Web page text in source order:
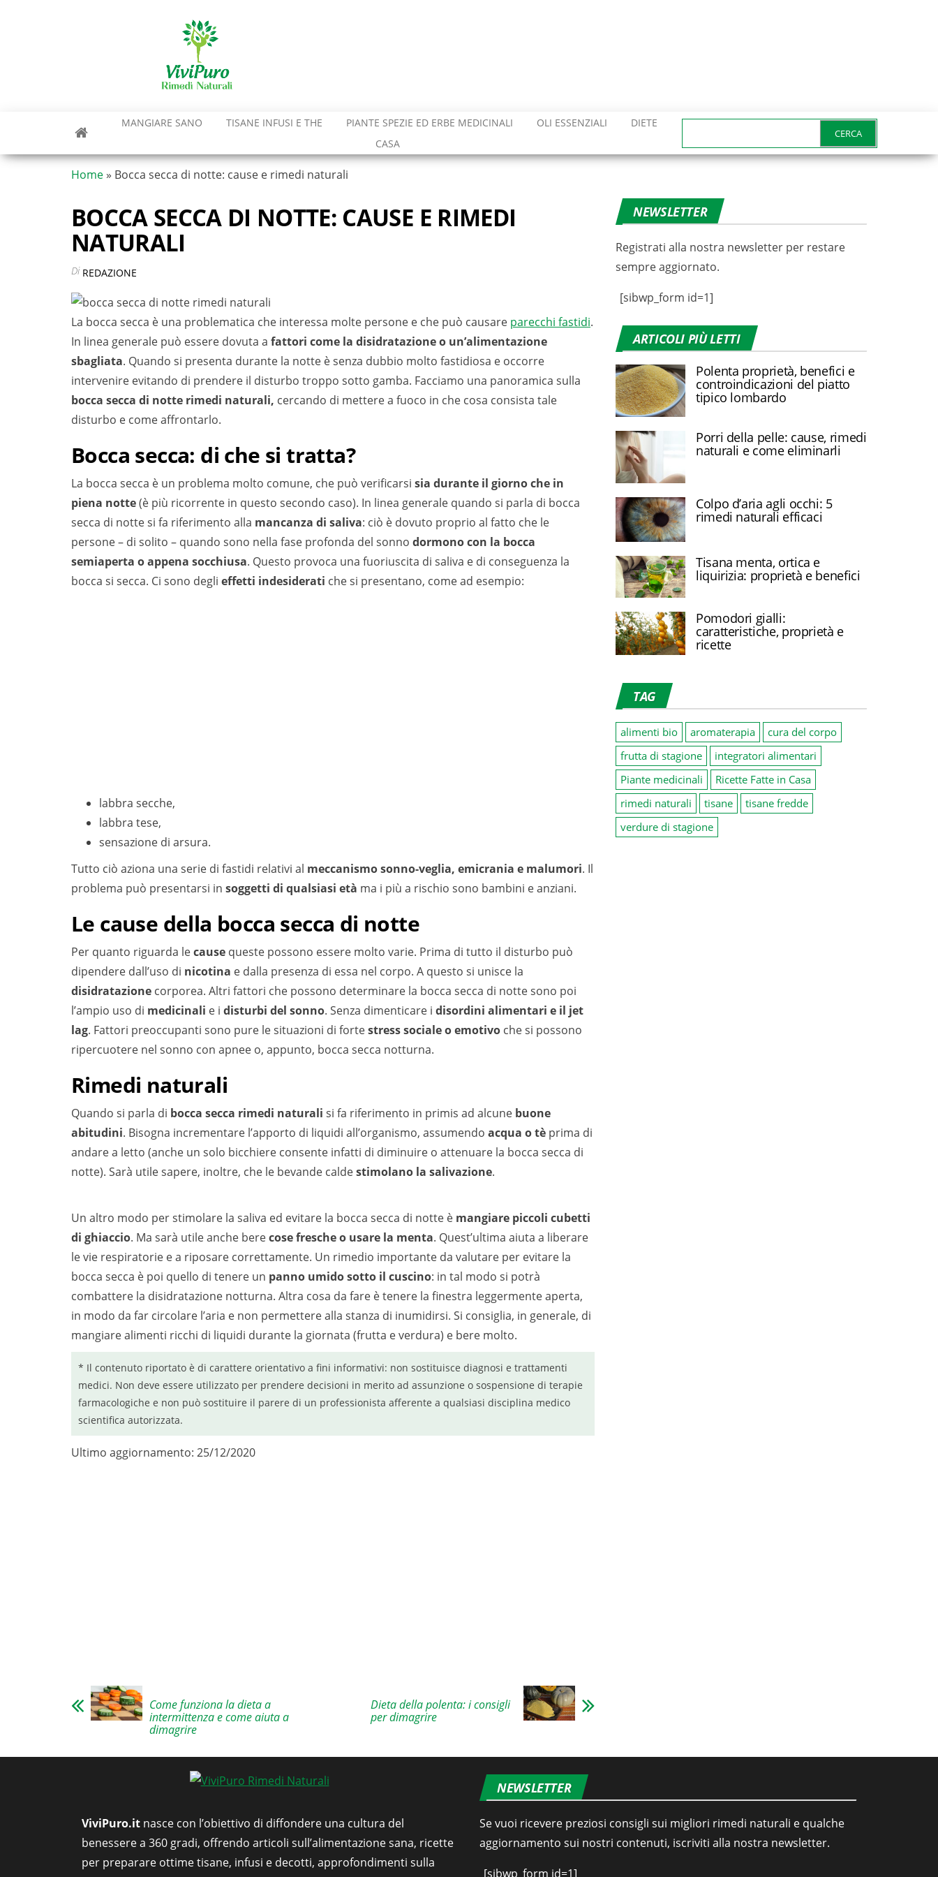
MANGIARE SANO TISANE INFUSI E THE PIANTE SPEZIE ED ERBE MEDICINALI OLI ESSENZIALI
DIETE
CASA
per:
Home » Bocca secca di notte: cause e rimedi naturali
BOCCA SECCA DI NOTTE: CAUSE E RIMEDI
NATURALI
Di REDAZIONE
La bocca secca è una problematica che interessa molte persone e che può causare parecchi fastidi.
In linea generale può essere dovuta a fattori come la disidratazione o un’alimentazione
sbagliata. Quando si presenta durante la notte è senza dubbio molto fastidiosa e occorre
intervenire evitando di prendere il disturbo troppo sotto gamba. Facciamo una panoramica sulla
bocca secca di notte rimedi naturali, cercando di mettere a fuoco in che cosa consista tale
disturbo e come affrontarlo.
Bocca secca: di che si tratta?
La bocca secca è un problema molto comune, che può verificarsi sia durante il giorno che in
piena notte(è più ricorrente in questo secondo caso). In linea generale quando si parla di bocca
secca di notte si fa riferimento alla mancanza di saliva: ciò è dovuto proprio al fatto che le
persone – di solito – quando sono nella fase profonda del sonno dormono con la bocca
semiaperta o appena socchiusa. Questo provoca una fuoriuscita di saliva e di conseguenza la
bocca si secca. Ci sono degli effetti indesiderati che si presentano, come ad esempio:
labbra secche,
labbra tese,
sensazione di arsura.
Tutto ciò aziona una serie di fastidi relativi al meccanismo sonno-veglia, emicrania e malumori. Il
problema può presentarsi in soggetti di qualsiasi età ma i più a rischio sono bambini e anziani.
Le cause della bocca secca di notte
Per quanto riguarda lecause queste possono essere molto varie. Prima di tutto il disturbo può
dipendere dall’uso di nicotina e dalla presenza di essa nel corpo. A questo si unisce la
disidratazione corporea. Altri fattori che possono determinare la bocca secca di notte sono poi
l’ampio uso di medicinali e i disturbi del sonno. Senza dimenticare i disordini alimentari e il jet
lag. Fattori preoccupanti sono pure le situazioni di fortestress sociale o emotivo che si possono
ripercuotere nel sonno con apnee o, appunto, bocca secca notturna.
Rimedi naturali
Quando si parla di bocca secca rimedi naturali si fa riferimento in primis ad alcune buone
abitudini. Bisogna incrementare l’apporto di liquidi all’organismo, assumendo acqua o tè prima di
andare a letto (anche un solo bicchiere consente infatti di diminuire o attenuare la bocca secca di
notte). Sarà utile sapere, inoltre, che le bevande caldestimolano la salivazione.
Un altro modo per stimolare la saliva ed evitare la bocca secca di notte è mangiare piccoli cubetti
di ghiaccio. Ma sarà utile anche berecose fresche o usare la menta. Quest’ultima aiuta a liberare
le vie respiratorie e a riposare correttamente. Un rimedio importante da valutare per evitare la
bocca secca è poi quello di tenere un panno umido sotto il cuscino: in tal modo si potrà
combattere la disidratazione notturna. Altra cosa da fare è tenere la finestra leggermente aperta,
in modo da far circolare l’aria e non permettere alla stanza di inumidirsi. Si consiglia, in generale, di
mangiare alimenti ricchi di liquidi durante la giornata (frutta e verdura) e bere molto.
* Il contenuto riportato è di carattere orientativo a fini informativi: non sostituisce diagnosi e trattamenti
medici. Non deve essere utilizzato per prendere decisioni in merito ad assunzione o sospensione di terapie
farmacologiche e non può sostituire il parere di un professionista afferente a qualsiasi disciplina medico
scientifica autorizzata.
Ultimo aggiornamento: 25/12/2020
Come funziona la dieta a
intermittenza e come aiuta a
dimagrire
Dieta della polenta: i consigli
per dimagrire
NEWSLETTER
Registrati alla nostra newsletter per restare
sempre aggiornato.
[sibwp_form id=1]
ARTICOLI PIÙ LETTI
Polenta proprietà, benefici e
controindicazioni del piatto
tipico lombardo
Porri della pelle: cause, rimedi
naturali e come eliminarli
Colpo d’aria agli occhi: 5
rimedi naturali efficaci
Tisana menta, ortica e
liquirizia: proprietà e benefici
Pomodori gialli:
caratteristiche, proprietà e
ricette
TAG
alimenti bio aromaterapia
cura del corpo
frutta di stagione
integratori alimentari
Piante medicinali
Ricette Fatte in Casa
rimedi naturali
tisane
tisane fredde
verdure di stagione
ViviPuro.it nasce con l’obiettivo di diffondere una cultura del
benessere a 360 gradi, offrendo articoli sull’alimentazione sana, ricette
per preparare ottime tisane, infusi e decotti, approfondimenti sulla
NEWSLETTER
Se vuoi ricevere preziosi consigli sui migliori rimedi naturali e qualche
aggiornamento sui nostri contenuti, iscriviti alla nostra newsletter.
[sibwp_form id=1]